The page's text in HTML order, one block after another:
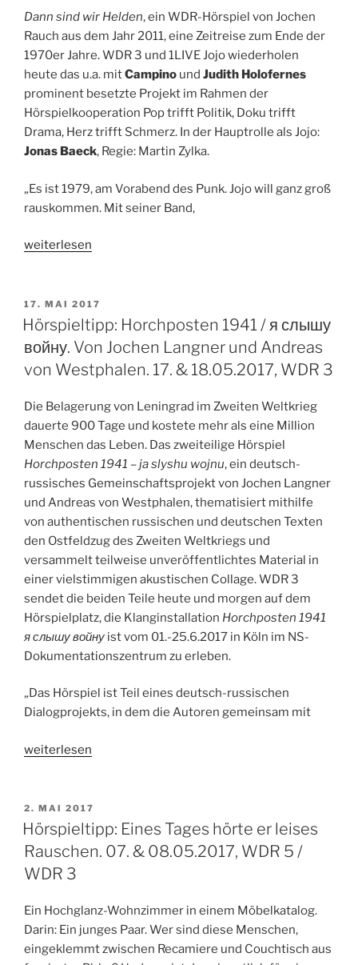
3“
Dann sind wir Helden, ein WDR-Hörspiel von Jochen
Rauch aus dem Jahr 2011, eine Zeitreise zum Ende der
1970er Jahre. WDR 3 und 1LIVE Jojo wiederholen
heute das u.a. mitCampino und Judith Holofernes
prominent besetzte Projekt im Rahmen der
Hörspielkooperation Pop trifft Politik, Doku trifft
Drama, Herz trifft Schmerz. In der Hauptrolle als Jojo:
Jonas Baeck, Regie: Martin Zylka.
„Es ist 1979, am Vorabend des Punk. Jojo will ganz groß
rauskommen. Mit seiner Band,
„Hörspieltipp:
wir
Helden.
23.05.2017,
3
/
weiterlesen
VERÖFFENTLICHT
AM
17. MAI 2017
Hörspieltipp: Horchposten 1941 / я слышу
войну. Von Jochen Langner und Andreas
von Westphalen. 17. & 18.05.2017, WDR 3
Die Belagerung von Leningrad im Zweiten Weltkrieg
dauerte 900 Tage und kostete mehr als eine Million
Menschen das Leben. Das zweiteilige Hörspiel
Horchposten 1941 – ja slyshu wojnu, ein deutsch-
russisches Gemeinschaftsprojekt von Jochen Langner
und Andreas von Westphalen, thematisiert mithilfe
von authentischen russischen und deutschen Texten
den Ostfeldzug des Zweiten Weltkriegs und
versammelt teilweise unveröffentlichtes Material in
einer vielstimmigen akustischen Collage. WDR 3
sendet die beiden Teile heute und morgen auf dem
Hörspielplatz, die Klanginstallation Horchposten 1941
я слышу войну ist vom 01.-25.6.2017 in Köln im NS-
Dokumentationszentrum zu erleben.
„Das Hörspiel ist Teil eines deutsch-russischen
Dialogprojekts, in dem die Autoren gemeinsam mit
„Hörspieltipp:
/
я
слышу
Von
Jochen
Langner
Andreas
weiterlesen
VERÖFFENTLICHT
AM
2. MAI 2017
Hörspieltipp: Eines Tages hörte er leises
Rauschen. 07. & 08.05.2017, WDR 5 /
WDR 3
Ein Hochglanz-Wohnzimmer in einem Möbelkatalog.
Darin: Ein junges Paar. Wer sind diese Menschen,
eingeklemmt zwischen Recamiere und Couchtisch aus